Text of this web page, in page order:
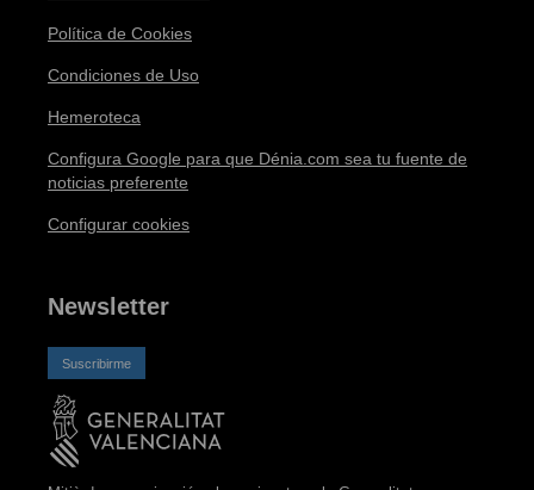
Política de Cookies
Condiciones de Uso
Hemeroteca
Configura Google para que Dénia.com sea tu fuente de
noticias preferente
Configurar cookies
Newsletter
Suscribirme